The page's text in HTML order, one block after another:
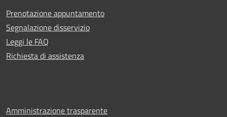
Prenotazione appuntamento
Segnalazione disservizio
Leggi le FAQ
Richiesta di assistenza
Amministrazione trasparente